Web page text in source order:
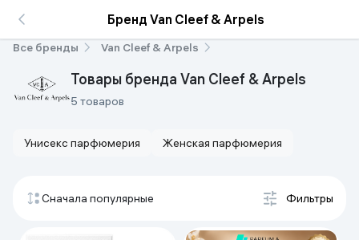
Бренд Van Cleef & Arpels
Все бренды Van Cleef & Arpels
Товары бренда Van Cleef & Arpels
5 товаров
Унисекс парфюмерия Женская парфюмерия
Сначала популярные Фильтры